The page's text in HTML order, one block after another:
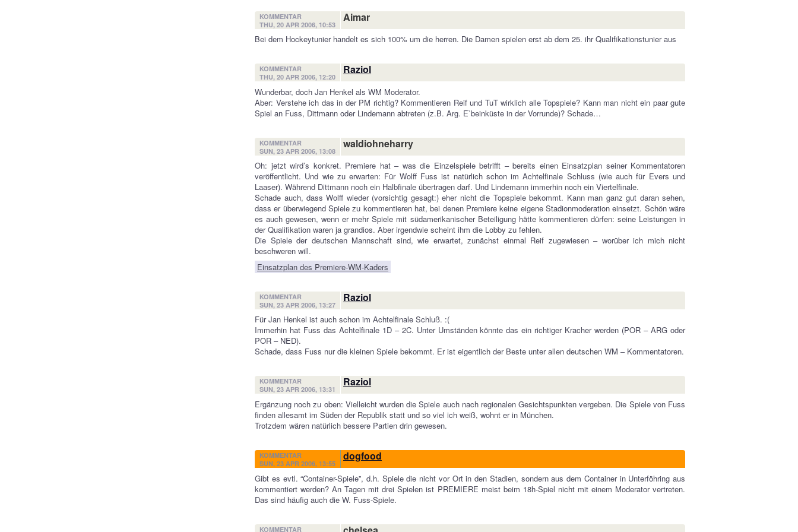
KOMMENTAR
THU, 20 APR 2006, 10:53
Aimar
Bei dem Hockeytunier handelt es sich 100% um die herren. Die Damen spielen erst ab dem 25. ihr Qualifikationstunier aus
KOMMENTAR
THU, 20 APR 2006, 12:20
Raziol
Wunderbar, doch Jan Henkel als WM Moderator.
Aber: Verstehe ich das in der PM richtig? Kommentieren Reif und TuT wirklich alle Topspiele? Kann man nicht ein paar gute
Spiel an Fuss, Dittmann oder Lindemann abtreten (z.B. Arg. E`beinküste in der Vorrunde)? Schade…
KOMMENTAR
SUN, 23 APR 2006, 13:08
waldiohneharry
Oh: jetzt wird’s konkret. Premiere hat – was die Einzelspiele betrifft – bereits einen Einsatzplan seiner Kommentatoren
veröffentlicht. Und wie zu erwarten: Für Wolff Fuss ist natürlich schon im Achtelfinale Schluss (wie auch für Evers und
Laaser). Während Dittmann noch ein Halbfinale übertragen darf. Und Lindemann immerhin noch ein Viertelfinale.
Schade auch, dass Wolff wieder (vorsichtig gesagt:) eher nicht die Topspiele bekommt. Kann man ganz gut daran sehen,
dass er überwiegend Spiele zu kommentieren hat, bei denen Premiere keine eigene Stadionmoderation einsetzt. Schön wäre
es auch gewesen, wenn er mehr Spiele mit südamerikanischer Beteiligung hätte kommentieren dürfen: seine Leistungen in
der Qualifikation waren ja grandios. Aber irgendwie scheint ihm die Lobby zu fehlen.
Die Spiele der deutschen Mannschaft sind, wie erwartet, zunächst einmal Reif zugewiesen – worüber ich mich nicht
beschweren will.
Einsatzplan des Premiere-WM-Kaders
KOMMENTAR
SUN, 23 APR 2006, 13:27
Raziol
Für Jan Henkel ist auch schon im Achtelfinale Schluß. :(
Immerhin hat Fuss das Achtelfinale 1D – 2C. Unter Umständen könnte das ein richtiger Kracher werden (POR – ARG oder
POR – NED).
Schade, dass Fuss nur die kleinen Spiele bekommt. Er ist eigentlich der Beste unter allen deutschen WM – Kommentatoren.
KOMMENTAR
SUN, 23 APR 2006, 13:31
Raziol
Ergänzung noch zu oben: Vielleicht wurden die Spiele auch nach regionalen Gesichtspunkten vergeben. Die Spiele von Fuss
finden allesamt im Süden der Republik statt und so viel ich weiß, wohnt er in München.
Trotzdem wären natürlich bessere Partien drin gewesen.
KOMMENTAR
SUN, 23 APR 2006, 13:55
dogfood
Gibt es evtl. “Container-Spiele”, d.h. Spiele die nicht vor Ort in den Stadien, sondern aus dem Container in Unterföhring aus
kommentiert werden? An Tagen mit drei Spielen ist PREMIERE meist beim 18h-Spiel nicht mit einem Moderator vertreten.
Das sind häufig auch die W. Fuss-Spiele.
KOMMENTAR